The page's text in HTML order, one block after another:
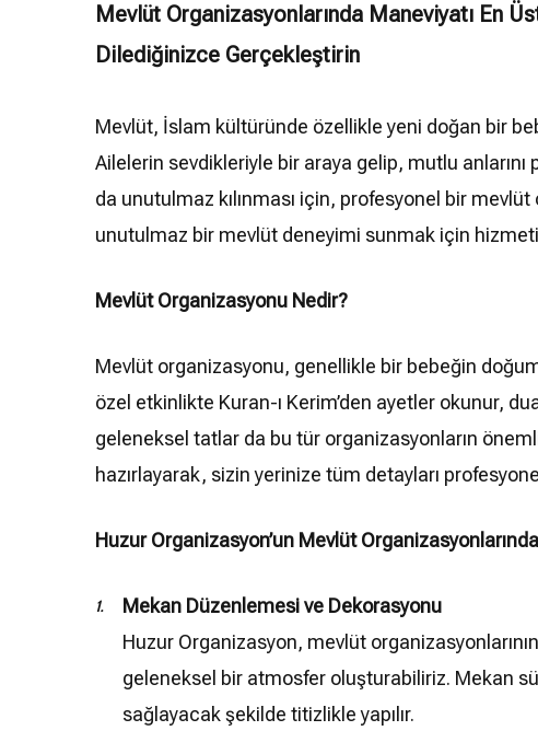
Mevlüt Organizasyonlarında Maneviyatı En
Dilediğinizce Gerçekleştirin
Mevlüt, İslam kültüründe özellikle yeni doğan bir
Ailelerin sevdikleriyle bir araya gelip, mutlu
da unutulmaz kılınması için, profesyonel bir
unutulmaz bir mevlüt deneyimi sunmak için
Mevlüt Organizasyonu Nedir?
Mevlüt organizasyonu, genellikle bir bebeğin
özel etkinlikte Kuran-ı Kerim’den ayetler okunur,
geleneksel tatlar da bu tür organizasyonların
hazırlayarak, sizin yerinize tüm detayları
Huzur Organizasyon’un Mevlüt
Mekan Düzenlemesi ve Dekorasyonu
Huzur Organizasyon, mevlüt
geleneksel bir atmosfer oluşturabiliriz. Mekan
sağlayacak şekilde titizlikle yapılır.